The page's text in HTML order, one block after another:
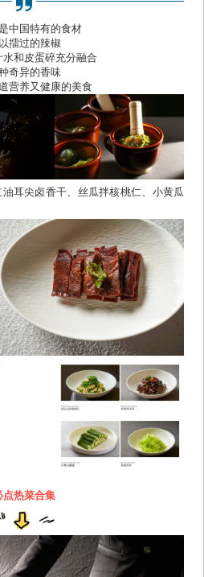
中国特有的食材
擂过的辣椒
水和皮蛋碎充分融合
奇异的香味
营养又健康的美食
耳尖卤香干、丝瓜拌核桃仁、小黄瓜
点热菜合集